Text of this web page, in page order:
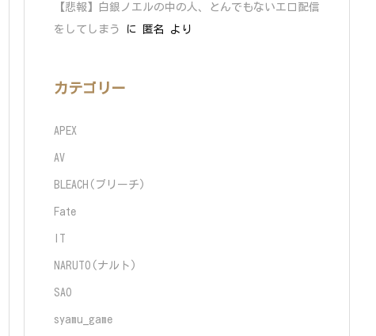
【悲報】白銀ノエルの中の人、とんでもないエロ配信
をしてしまう
に 匿名 より
カテゴリー
APEX
AV
BLEACH(ブリーチ)
Fate
NARUTO(ナルト)
SAO
syamu_game